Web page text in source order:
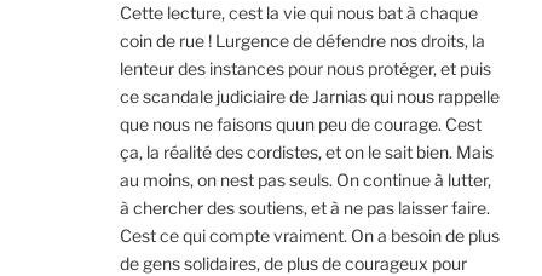
Cette lecture, cest la vie qui nous bat à chaque
coin de rue ! Lurgence de défendre nos droits, la
lenteur des instances pour nous protéger, et puis
ce scandale judiciaire de Jarnias qui nous rappelle
que nous ne faisons quun peu de courage. Cest
ça, la réalité des cordistes, et on le sait bien. Mais
au moins, on nest pas seuls. On continue à lutter,
à chercher des soutiens, et à ne pas laisser faire.
Cest ce qui compte vraiment. On a besoin de plus
de gens solidaires, de plus de courageux pour